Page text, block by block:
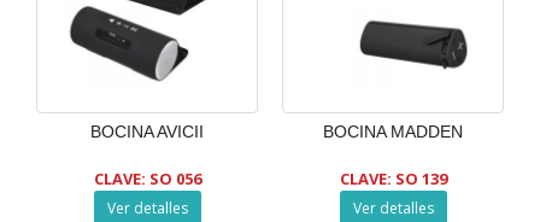
BOCINA AVICII
CLAVE: SO 056
Ver detalles
BOCINA MADDEN
CLAVE: SO 139
Ver detalles